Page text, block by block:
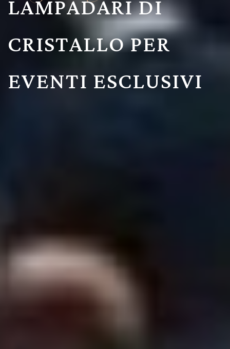
LAMPADARI DI
CRISTALLO PER
EVENTI ESCLUSIVI